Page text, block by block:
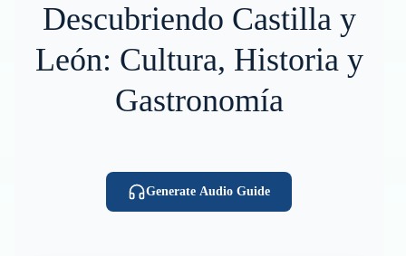
Descubriendo Castilla y
León: Cultura, Historia y
Gastronomía
Generate Audio Guide